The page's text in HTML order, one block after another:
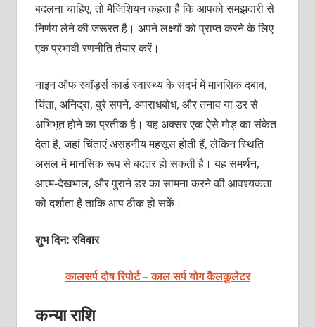
बदलना चाहिए, तो मैजिशियन कहता है कि आपको समझदारी से
निर्णय लेने की जरूरत है। अपने लक्ष्यों को प्राप्त करने के लिए
एक प्रभावी रणनीति तैयार करें।
नाइन ऑफ स्वॉर्ड्स कार्ड स्वास्थ्य के संदर्भ में मानसिक दबाव,
चिंता, अनिद्रा, बुरे सपने, अपराधबोध, और तनाव या डर से
अभिभूत होने का प्रतीक है। यह अक्सर एक ऐसे मोड़ का संकेत
देता है, जहां चिंताएं असहनीय महसूस होती हैं, लेकिन स्थिति
असल में मानसिक रूप से बदतर हो सकती है। यह समर्थन,
आत्म-देखभाल, और पुराने डर का सामना करने की आवश्यकता
को दर्शाता है ताकि आप ठीक हो सकें।
शुभ दिन: रविवार
कालसर्प दोष रिपोर्ट – काल सर्प योग कैलकुलेटर
कन्या राशि